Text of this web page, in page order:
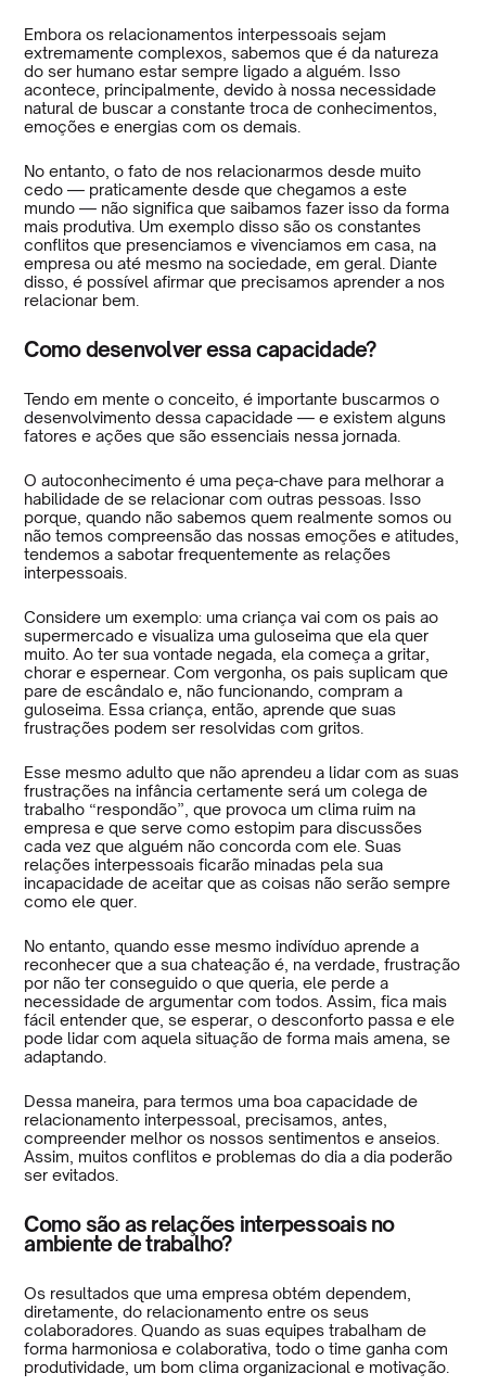
Embora os relacionamentos interpessoais sejam
extremamente complexos, sabemos que é da natureza
do ser humano estar sempre ligado a alguém. Isso
acontece, principalmente, devido à nossa necessidade
natural de buscar a constante troca de conhecimentos,
emoções e energias com os demais.
No entanto, o fato de nos relacionarmos desde muito
cedo — praticamente desde que chegamos a este
mundo — não significa que saibamos fazer isso da forma
mais produtiva. Um exemplo disso são os constantes
conflitos que presenciamos e vivenciamos em casa, na
empresa ou até mesmo na sociedade, em geral. Diante
disso, é possível afirmar que precisamos aprender a nos
relacionar bem.
Como desenvolver essa capacidade?
Tendo em mente o conceito, é importante buscarmos o
desenvolvimento dessa capacidade — e existem alguns
fatores e ações que são essenciais nessa jornada.
O autoconhecimento é uma peça-chave para melhorar a
habilidade de se relacionar com outras pessoas. Isso
porque, quando não sabemos quem realmente somos ou
não temos compreensão das nossas emoções e atitudes,
tendemos a sabotar frequentemente as relações
interpessoais.
Considere um exemplo: uma criança vai com os pais ao
supermercado e visualiza uma guloseima que ela quer
muito. Ao ter sua vontade negada, ela começa a gritar,
chorar e espernear. Com vergonha, os pais suplicam que
pare de escândalo e, não funcionando, compram a
guloseima. Essa criança, então, aprende que suas
frustrações podem ser resolvidas com gritos.
Esse mesmo adulto que não aprendeu a lidar com as suas
frustrações na infância certamente será um colega de
trabalho “respondão”, que provoca um clima ruim na
empresa e que serve como estopim para discussões
cada vez que alguém não concorda com ele. Suas
relações interpessoais ficarão minadas pela sua
incapacidade de aceitar que as coisas não serão sempre
como ele quer.
No entanto, quando esse mesmo indivíduo aprende a
reconhecer que a sua chateação é, na verdade, frustração
por não ter conseguido o que queria, ele perde a
necessidade de argumentar com todos. Assim, fica mais
fácil entender que, se esperar, o desconforto passa e ele
pode lidar com aquela situação de forma mais amena, se
adaptando.
Dessa maneira, para termos uma boa capacidade de
relacionamento interpessoal, precisamos, antes,
compreender melhor os nossos sentimentos e anseios.
Assim, muitos conflitos e problemas do dia a dia poderão
ser evitados.
Como são as relações interpessoais no
ambiente de trabalho?
Os resultados que uma empresa obtém dependem,
diretamente, do relacionamento entre os seus
colaboradores. Quando as suas equipes trabalham de
forma harmoniosa e colaborativa, todo o time ganha com
produtividade, um bom clima organizacional e motivação.